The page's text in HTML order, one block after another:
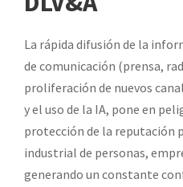
La rápida difusión de la
de comunicación (prensa,
proliferación de nuevos
y el uso de la IA, pone en
protección de la reputación
industrial de personas,
generando un constante